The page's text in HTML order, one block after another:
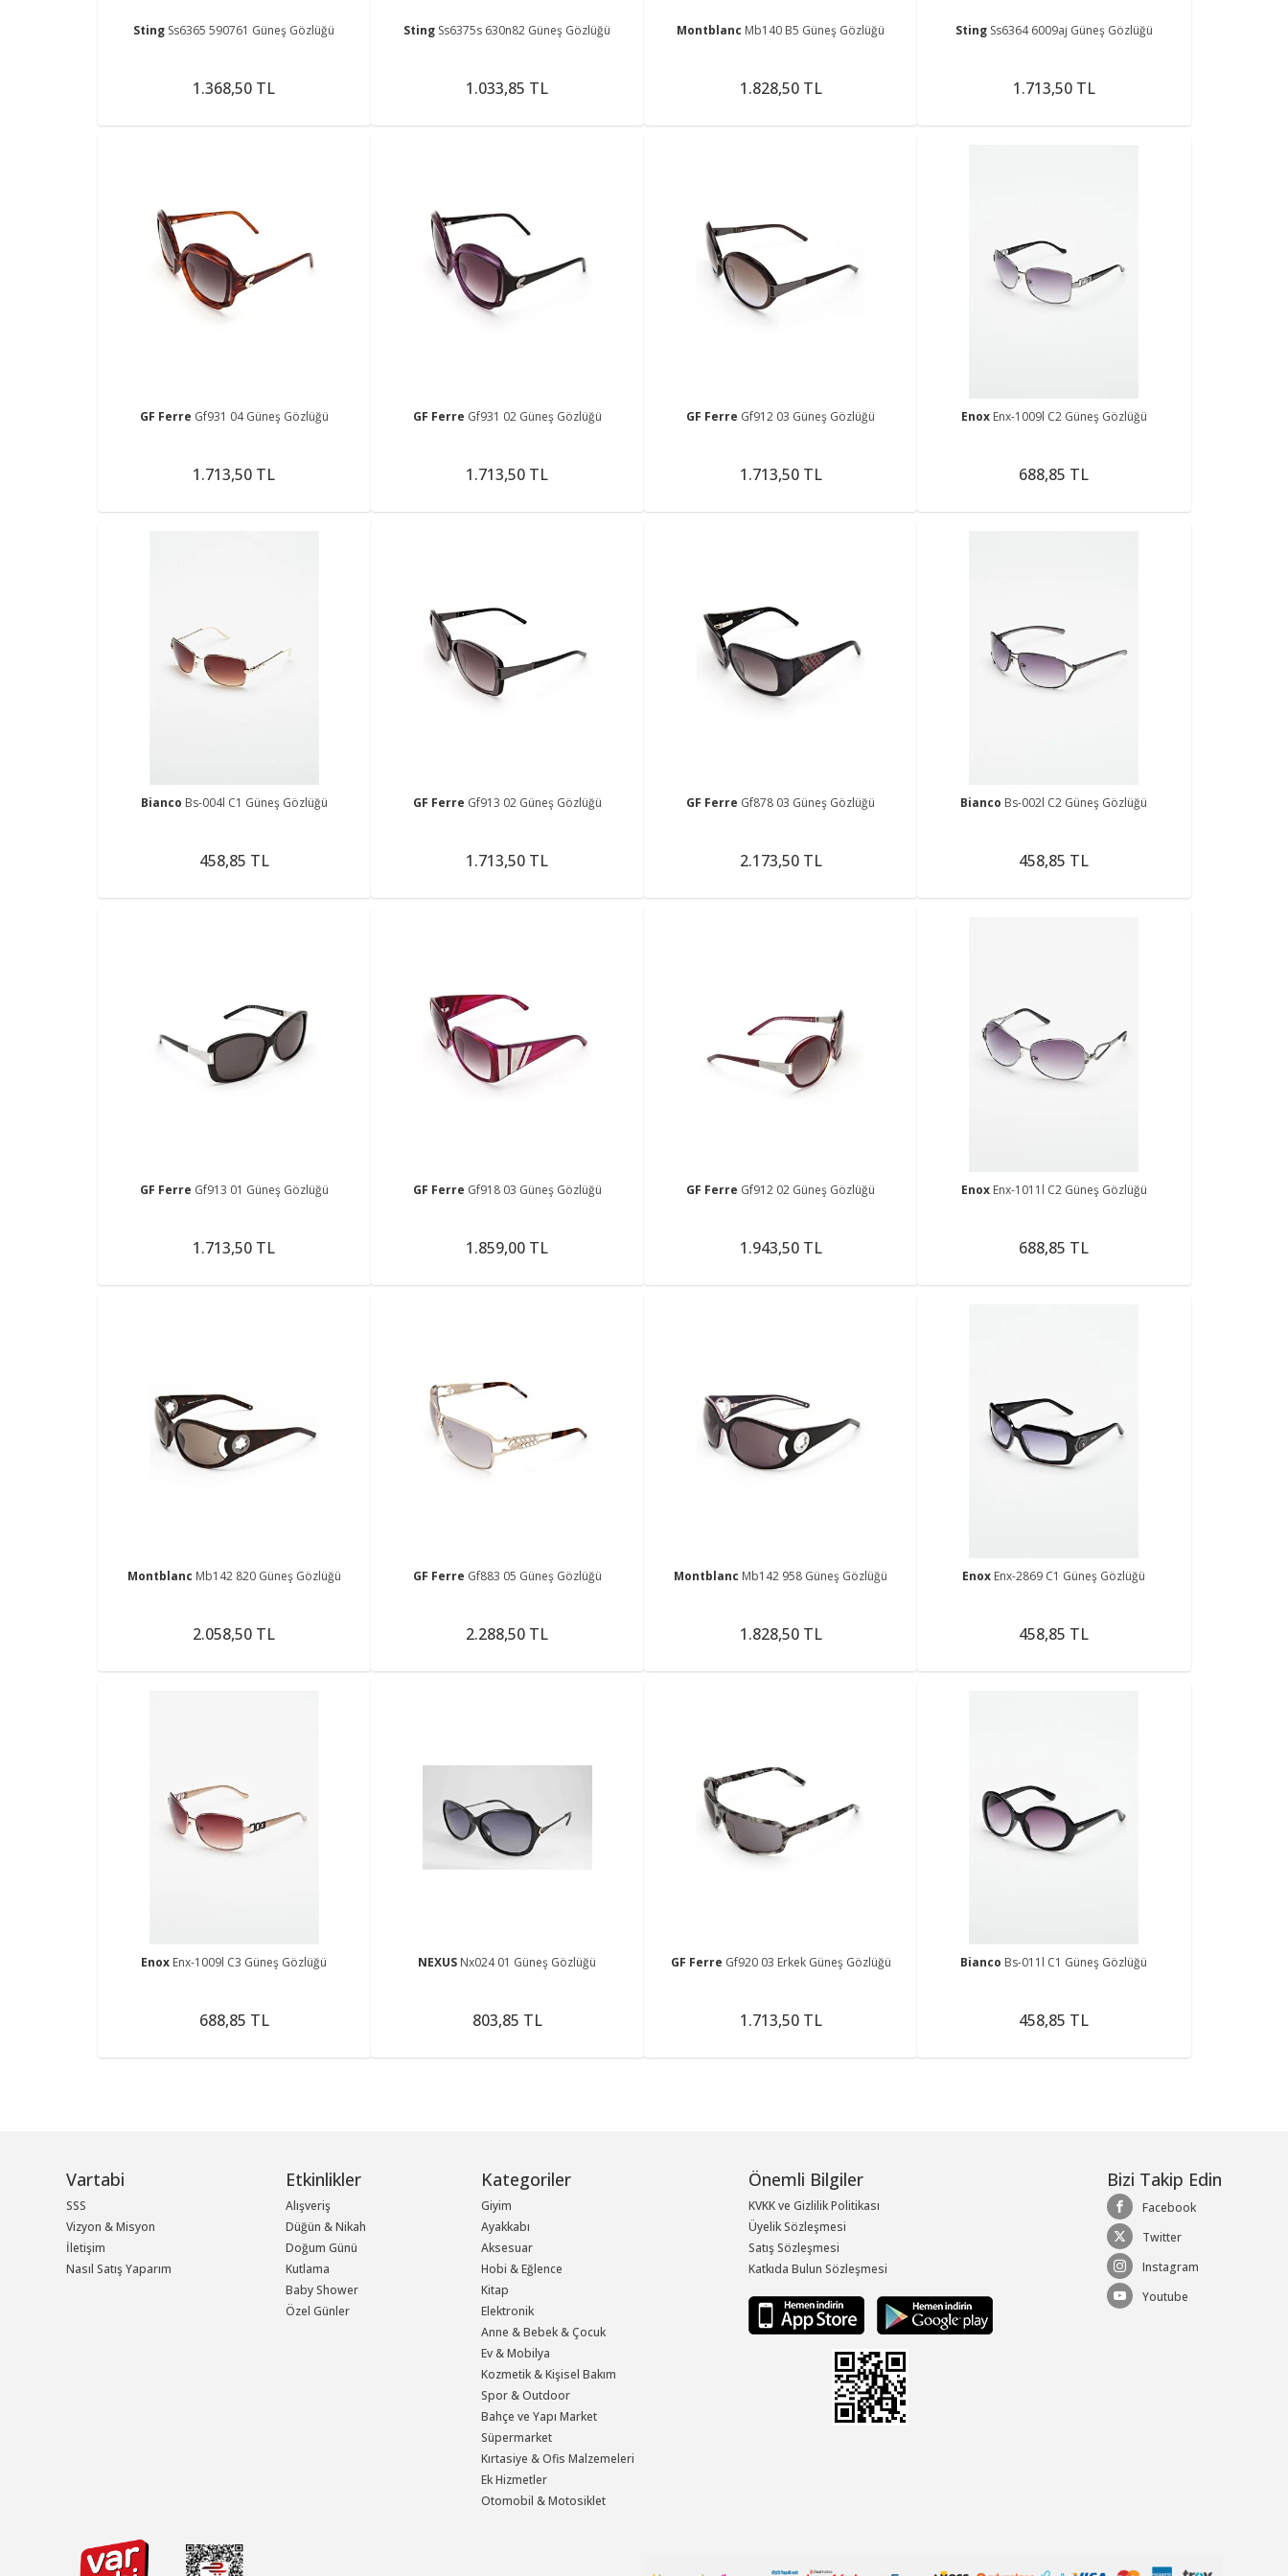
Sting Ss6365 590761 Güneş Gözlüğü
1.368,50 TL
Sting Ss6375s 630n82 Güneş Gözlüğü
1.033,85 TL
Montblanc Mb140 B5 Güneş Gözlüğü
1.828,50 TL
Sting Ss6364 6009aj Güneş Gözlüğü
1.713,50 TL
GF Ferre Gf931 04 Güneş Gözlüğü
1.713,50 TL
GF Ferre Gf931 02 Güneş Gözlüğü
1.713,50 TL
GF Ferre Gf912 03 Güneş Gözlüğü
1.713,50 TL
Enox Enx-1009l C2 Güneş Gözlüğü
688,85 TL
Bianco Bs-004l C1 Güneş Gözlüğü
458,85 TL
GF Ferre Gf913 02 Güneş Gözlüğü
1.713,50 TL
GF Ferre Gf878 03 Güneş Gözlüğü
2.173,50 TL
Bianco Bs-002l C2 Güneş Gözlüğü
458,85 TL
GF Ferre Gf913 01 Güneş Gözlüğü
1.713,50 TL
GF Ferre Gf918 03 Güneş Gözlüğü
1.859,00 TL
GF Ferre Gf912 02 Güneş Gözlüğü
1.943,50 TL
Enox Enx-1011l C2 Güneş Gözlüğü
688,85 TL
Montblanc Mb142 820 Güneş Gözlüğü
2.058,50 TL
GF Ferre Gf883 05 Güneş Gözlüğü
2.288,50 TL
Montblanc Mb142 958 Güneş Gözlüğü
1.828,50 TL
Enox Enx-2869 C1 Güneş Gözlüğü
458,85 TL
Enox Enx-1009l C3 Güneş Gözlüğü
688,85 TL
NEXUS Nx024 01 Güneş Gözlüğü
803,85 TL
GF Ferre Gf920 03 Erkek Güneş Gözlüğü
1.713,50 TL
Bianco Bs-011l C1 Güneş Gözlüğü
458,85 TL
Vartabi
SSS
Vizyon & Misyon
İletişim
Nasıl Satış Yaparım
Etkinlikler
Alışveriş
Düğün & Nikah
Doğum Günü
Kutlama
Baby Shower
Özel Günler
Kategoriler
Giyim
Ayakkabı
Aksesuar
Hobi & Eğlence
Kitap
Elektronik
Anne & Bebek & Çocuk
Ev & Mobilya
Kozmetik & Kişisel Bakım
Spor & Outdoor
Bahçe ve Yapı Market
Süpermarket
Kırtasiye & Ofis Malzemeleri
Ek Hizmetler
Otomobil & Motosiklet
Önemli Bilgiler
KVKK ve Gizlilik Politikası
Üyelik Sözleşmesi
Satış Sözleşmesi
Katkıda Bulun Sözleşmesi
Bizi Takip Edin
Facebook
Twitter
Instagram
Youtube